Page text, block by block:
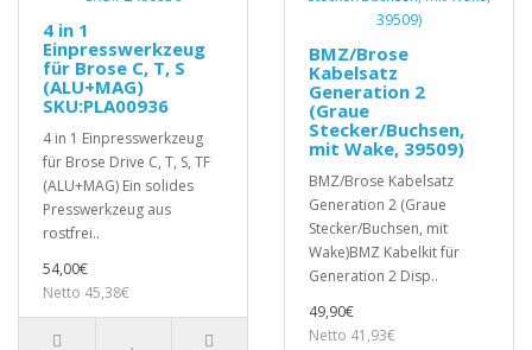
4 in 1
Einpresswerkzeug
für Brose C, T, S
(ALU+MAG)
SKU:PLA00936
4 in 1 Einpresswerkzeug
für Brose Drive C, T, S, TF
(ALU+MAG) Ein solides
Presswerkzeug aus
rostfrei..
54,00€
Netto 45,38€
BMZ/Brose
Kabelsatz
Generation 2
(Graue
Stecker/Buchsen,
mit Wake, 39509)
BMZ/Brose Kabelsatz
Generation 2 (Graue
Stecker/Buchsen, mit
Wake)BMZ Kabelkit für
Generation 2 Disp..
49,90€
Netto 41,93€